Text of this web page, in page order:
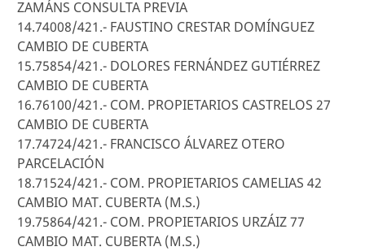
ZAMÁNS CONSULTA PREVIA
14.74008/421.- FAUSTINO CRESTAR DOMÍNGUEZ
CAMBIO DE CUBERTA
15.75854/421.- DOLORES FERNÁNDEZ GUTIÉRREZ
CAMBIO DE CUBERTA
16.76100/421.- COM. PROPIETARIOS CASTRELOS 27
CAMBIO DE CUBERTA
17.74724/421.- FRANCISCO ÁLVAREZ OTERO
PARCELACIÓN
18.71524/421.- COM. PROPIETARIOS CAMELIAS 42
CAMBIO MAT. CUBERTA (M.S.)
19.75864/421.- COM. PROPIETARIOS URZÁIZ 77
CAMBIO MAT. CUBERTA (M.S.)